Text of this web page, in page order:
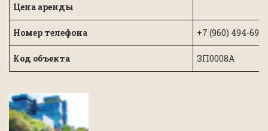
Цена аренды
Номер телефона +7 (960) 494-
Код объекта ЗП0008А